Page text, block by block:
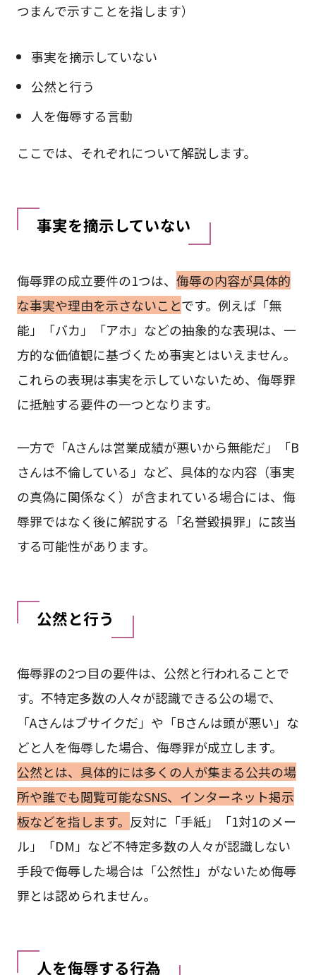
つまんで示すことを指します）
事実を摘示していない
公然と行う
人を侮辱する言動
ここでは、それぞれについて解説します。
事実を摘示していない
侮辱罪の成立要件の1つは、 侮辱の内容が具体的
な事実や理由を示さないことです。例えば「無
能」「バカ」「アホ」などの抽象的な表現は、一
方的な価値観に基づくため事実とはいえません。
これらの表現は事実を示していないため、侮辱罪
に抵触する要件の一つとなります。
一方で「Aさんは営業成績が悪いから無能だ」「B
さんは不倫している」など、具体的な内容（事実
の真偽に関係なく）が含まれている場合には、侮
辱罪ではなく後に解説する「名誉毀損罪」に該当
する可能性があります。
公然と行う
侮辱罪の2つ目の要件は、公然と行われることで
す。不特定多数の人々が認識できる公の場で、
「Aさんはブサイクだ」や「Bさんは頭が悪い」な
どと人を侮辱した場合、侮辱罪が成立します。
公然とは、具体的には多くの人が集まる公共の場
所や誰でも閲覧可能なSNS、インターネット掲示
板などを指します。 反対に「手紙」「1対1のメー
ル」「DM」など不特定多数の人々が認識しない
手段で侮辱した場合は「公然性」がないため侮辱
罪とは認められません。
人を侮辱する行為